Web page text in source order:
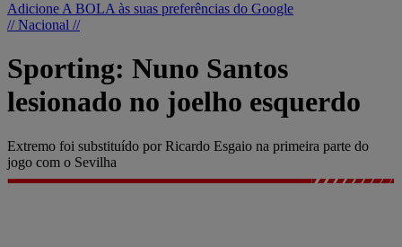
Adicione A BOLA às suas preferências do Google
// Nacional //
Sporting: Nuno Santos
lesionado no joelho esquerdo
Extremo foi substituído por Ricardo Esgaio na primeira parte do
jogo com o Sevilha